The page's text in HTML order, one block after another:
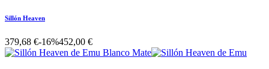
Sillón Heaven
379,68 €-16%452,00 €